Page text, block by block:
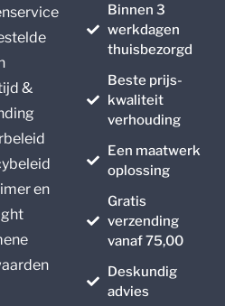
&
en
Binnen 3
werkdagen
thuisbezorgd
Beste prijs-
kwaliteit
verhouding
Een maatwerk
oplossing
Gratis
verzending
vanaf 75,00
Deskundig
advies